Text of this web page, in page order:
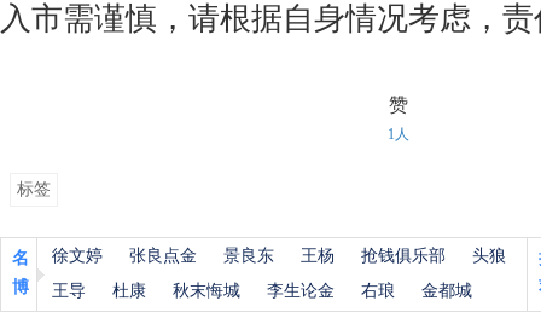
入市需谨慎，请根据自身情况考虑，
赞
1人
标签
名
博
徐文婷 张良点金 景良东 王杨 抢钱俱乐部
头狼
王导
杜康 秋末悔城 李生论金 右琅 金都城